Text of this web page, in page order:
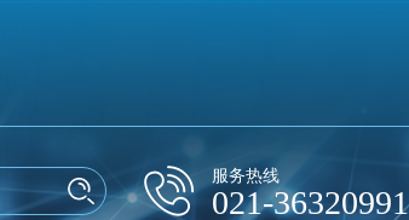
服务热线
021-36320991